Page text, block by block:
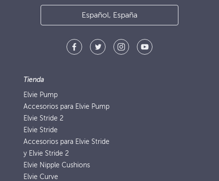
Español, España
Tienda
Elvie Pump
Accesorios para Elvie Pump
Elvie Stride 2
Elvie Stride
Accesorios para Elvie Stride
y Elvie Stride 2
Elvie Nipple Cushions
Elvie Curve